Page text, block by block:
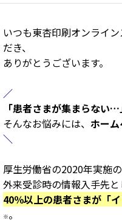
いつも東杏印刷オンライ
だき、
ありがとうございます。
／
「患者さまが集まらない…
そんなお悩みには、 ホー
＼
厚生労働省の2020年実施の
外来受診時の情報入手先と
40％以上の患者さまが「
※。